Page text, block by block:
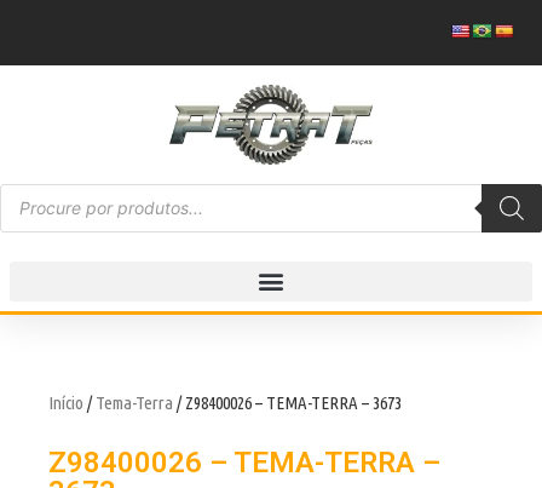
Início /Tema-Terra / Z98400026 – TEMA-TERRA – 3673
Z98400026 – TEMA-TERRA –